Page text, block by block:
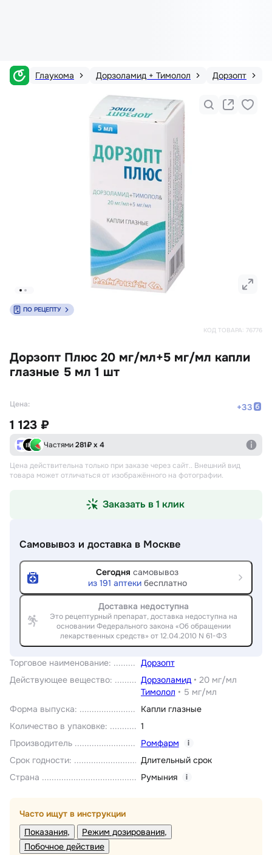
Глаукома Дорзоламид + Тимолол Дорзопт
КОД ТОВАРА: 76776
Дорзопт Плюс 20 мг/мл+5 мг/мл капли
глазные 5 мл 1 шт
ПО РЕЦЕПТУ
Торговое наименование:
Дорзопт
Действующее вещество: Дорзоламид• 20 мг/мл
Тимолол • 5 мг/мл
Форма выпуска:
Капли глазные
Количество в упаковке:
1
Производитель
Ромфарм i
Срок годности:
Длительный срок
Страна
Румыния i
Часто ищут в инструкции
Показания
Режим дозирования
Побочное действие
Цена: +33
1 123 ₽
Частями281₽ х 4
Цена действительна только при заказе через сайт.. Внешний вид
товара может отличаться от изображённого на фотографии.
Заказать в 1 клик
Самовывоз и доставка в Москве
Сегодня самовывоз
из 191 аптекибесплатно
Доставка недоступна
Это рецептурный препарат, доставка недоступна на
основании Федерального закона «Об обращении
лекарственных средств» от 12.04.2010 N 61-ФЗ